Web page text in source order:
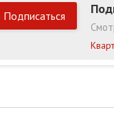
Подписаться